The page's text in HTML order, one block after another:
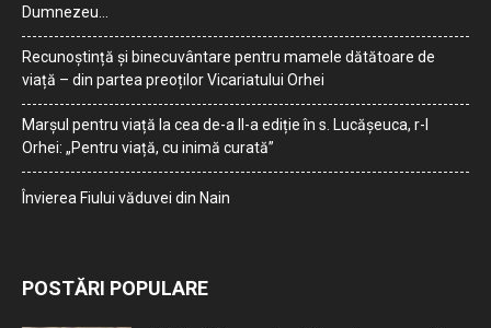
Dumnezeu…
Recunoștință și binecuvântare pentru mamele dătătoare de
viață – din partea preoților Vicariatului Orhei
Marșul pentru viață la cea de-a II-a ediție în s. Lucășeuca, r-l
Orhei: „Pentru viață, cu inimă curată”
Învierea Fiului văduvei din Nain
POSTĂRI POPULARE